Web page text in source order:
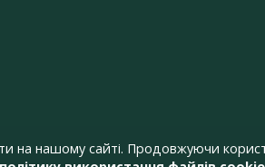
нашому сайті. Продовжуючи